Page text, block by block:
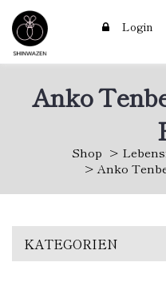
Login
Anko
Shop
Anko
KATEGORIEN